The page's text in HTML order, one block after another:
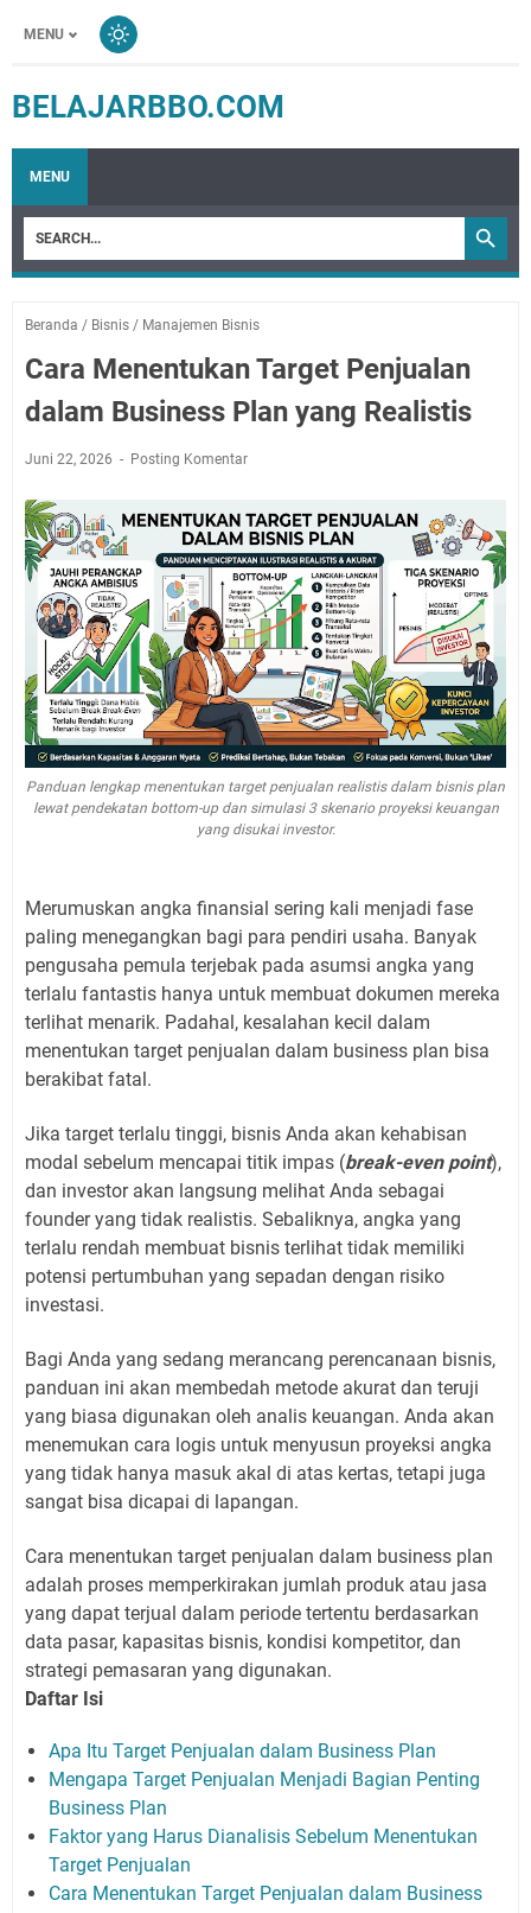
MENU
BELAJARBBO.COM
MENU
Beranda / Bisnis / Manajemen Bisnis
Cara Menentukan Target Penjualan
dalam Business Plan yang Realistis
Juni 22, 2026 Posting Komentar
Panduan lengkap menentukan target penjualan realistis dalam bisnis plan
lewat pendekatan bottom-up dan simulasi 3 skenario proyeksi keuangan
yang disukai investor.
Merumuskan angka finansial sering kali menjadi fase
paling menegangkan bagi para pendiri usaha. Banyak
pengusaha pemula terjebak pada asumsi angka yang
terlalu fantastis hanya untuk membuat dokumen mereka
terlihat menarik. Padahal, kesalahan kecil dalam
menentukan target penjualan dalam business plan bisa
berakibat fatal.
Jika target terlalu tinggi, bisnis Anda akan kehabisan
modal sebelum mencapai titik impas (break-even point),
dan investor akan langsung melihat Anda sebagai
founder yang tidak realistis. Sebaliknya, angka yang
terlalu rendah membuat bisnis terlihat tidak memiliki
potensi pertumbuhan yang sepadan dengan risiko
investasi.
Bagi Anda yang sedang merancang perencanaan bisnis,
panduan ini akan membedah metode akurat dan teruji
yang biasa digunakan oleh analis keuangan. Anda akan
menemukan cara logis untuk menyusun proyeksi angka
yang tidak hanya masuk akal di atas kertas, tetapi juga
sangat bisa dicapai di lapangan.
Cara menentukan target penjualan dalam business plan
adalah proses memperkirakan jumlah produk atau jasa
yang dapat terjual dalam periode tertentu berdasarkan
data pasar, kapasitas bisnis, kondisi kompetitor, dan
strategi pemasaran yang digunakan.
Daftar Isi
Apa Itu Target Penjualan dalam Business Plan
Mengapa Target Penjualan Menjadi Bagian Penting
Business Plan
Faktor yang Harus Dianalisis Sebelum Menentukan
Target Penjualan
Cara Menentukan Target Penjualan dalam Business